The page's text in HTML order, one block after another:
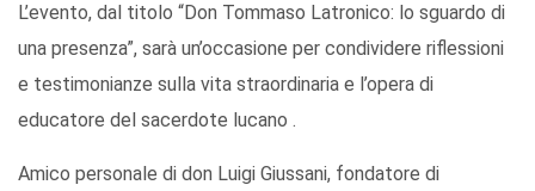
L’evento, dal titolo “Don Tommaso Latronico: lo sguardo di
una presenza”, sarà un’occasione per condividere riflessioni
e testimonianze sulla vita straordinaria e l’opera di
educatore del sacerdote lucano .
Amico personale di don Luigi Giussani, fondatore di